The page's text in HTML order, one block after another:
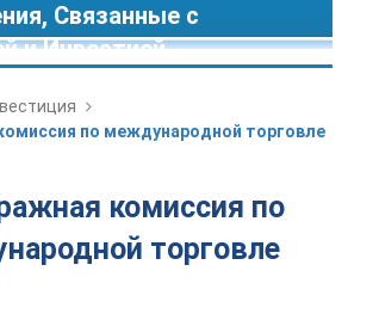
Связанные с
и Инвестией
по международной торговле
комиссия по
торговле